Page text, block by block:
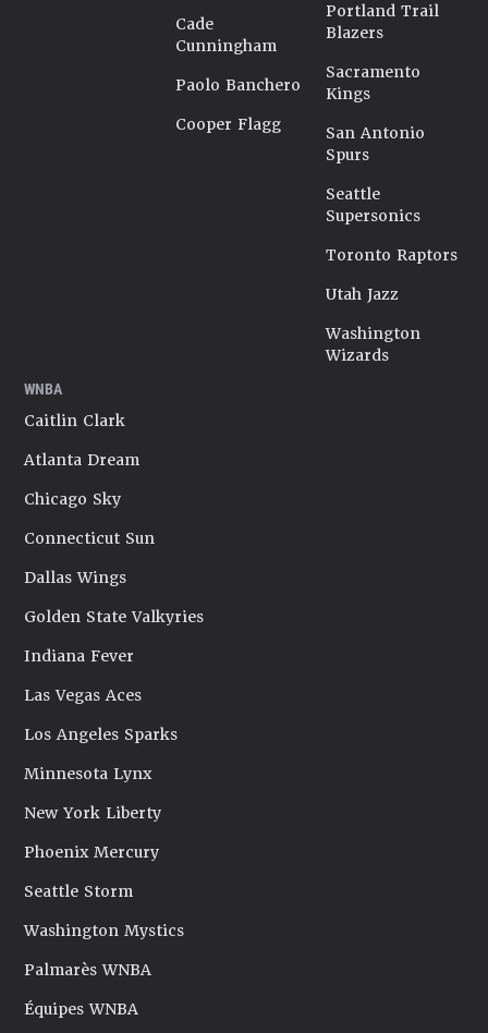
Cade
Cunningham
Paolo Banchero
Cooper Flagg
Portland Trail
Blazers
Sacramento
Kings
San Antonio
Spurs
Seattle
Supersonics
Toronto Raptors
Utah Jazz
Washington
Wizards
WNBA
Caitlin Clark
Atlanta Dream
Chicago Sky
Connecticut Sun
Dallas Wings
Golden State Valkyries
Indiana Fever
Las Vegas Aces
Los Angeles Sparks
Minnesota Lynx
New York Liberty
Phoenix Mercury
Seattle Storm
Washington Mystics
Palmarès WNBA
Équipes WNBA